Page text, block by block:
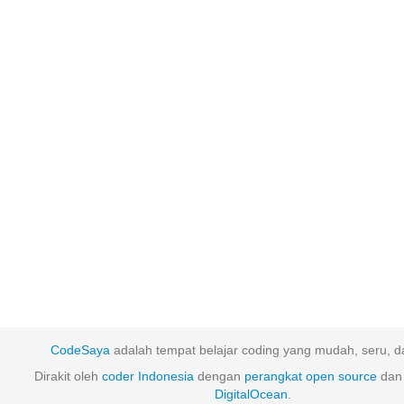
CodeSaya adalah tempat belajar coding yang mudah, seru,
Dirakit oleh coder Indonesia dengan perangkat open source
DigitalOcean